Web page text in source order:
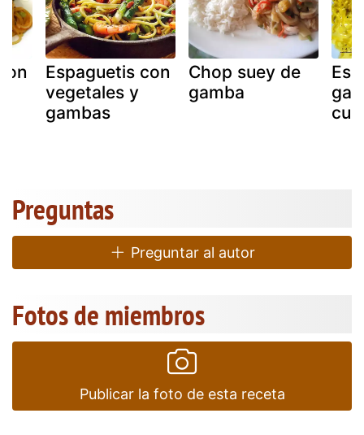
Espaguetis con
vegetales y
gambas
Chop suey de
gamba
Preguntas
Preguntar al autor
Fotos de miembros
Publicar la foto de esta receta